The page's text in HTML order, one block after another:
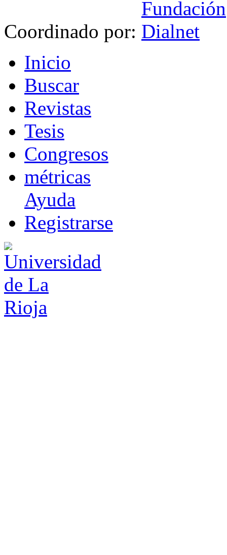
Coordinado por:
Inicio
Buscar
Revistas
Tesis
Congresos
métricas
Ayuda
Registrarse